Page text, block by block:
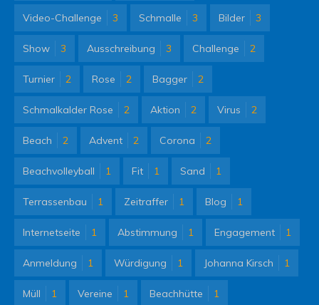
Video-Challenge 3 Schmalle 3 Bilder 3
Show 3 Ausschreibung 3 Challenge 2
Turnier 2 Rose 2 Bagger 2
Schmalkalder Rose 2 Aktion 2 Virus 2
Beach 2 Advent 2 Corona 2
Beachvolleyball 1 Fit 1 Sand 1
Terrassenbau 1 Zeitraffer 1 Blog 1
Internetseite 1 Abstimmung 1 Engagement 1
Anmeldung 1 Würdigung 1 Johanna Kirsch 1
Müll 1 Vereine 1 Beachhütte 1